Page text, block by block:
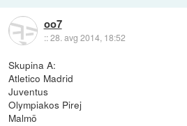
oo7
::28. avg 2014, 18:52
Skupina A:
Atletico Madrid
Juventus
Olympiakos Pirej
Malmö